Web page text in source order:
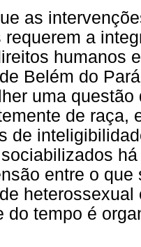
as
requerem a
humanos
Belém do
uma
de raça,
de
entre o
do tempo é